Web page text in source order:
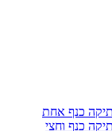
כנף אחת
כנף וחצי